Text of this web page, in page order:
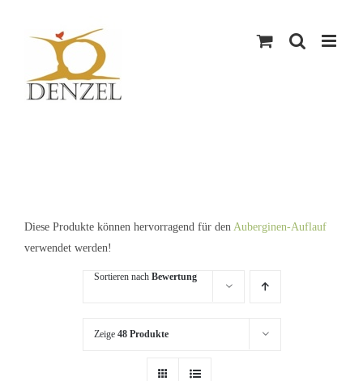
Diese Produkte können hervorragend für den Auberginen-Auflauf
verwendet werden!
Sortieren nach Bewertung
Zeige 48 Produkte